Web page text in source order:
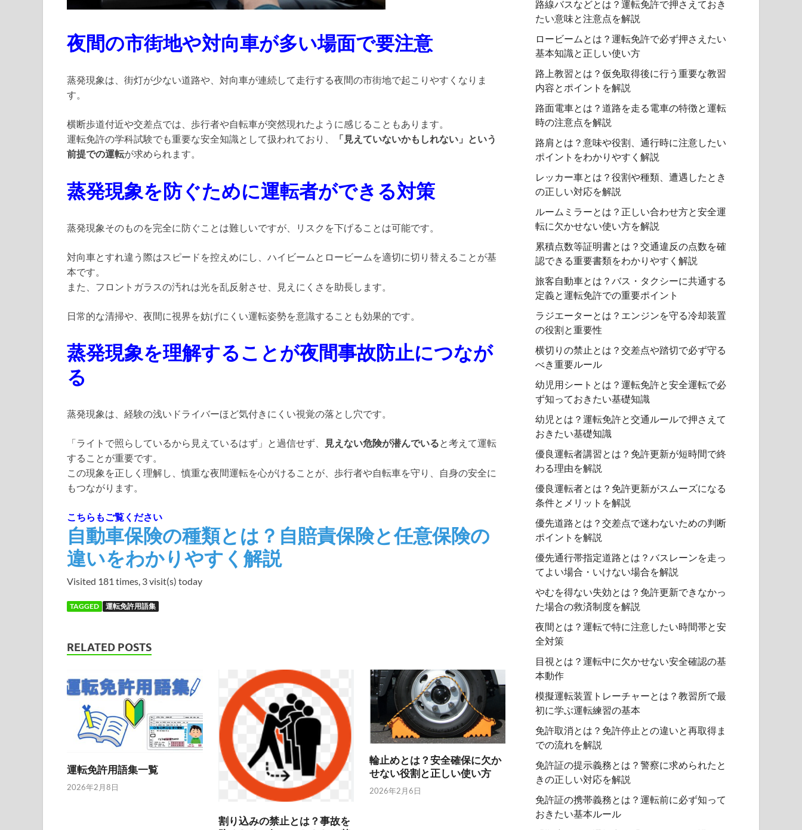
夜間の市街地や対向車が多い場面で要注意
蒸発現象は、街灯が少ない道路や、対向車が連続して走行する夜間の市街地で起こりやすくなりま
す。
横断歩道付近や交差点では、歩行者や自転車が突然現れたように感じることもあります。
運転免許の学科試験でも重要な安全知識として扱われており、
「見えていないかもしれない」という
前提での運転が求められます。
蒸発現象を防ぐために運転者ができる対策
蒸発現象そのものを完全に防ぐことは難しいですが、リスクを下げることは可能です。
対向車とすれ違う際はスピードを控えめにし、ハイビームとロービームを適切に切り替えることが基
本です。
また、フロントガラスの汚れは光を乱反射させ、見えにくさを助長します。
日常的な清掃や、夜間に視界を妨げにくい運転姿勢を意識することも効果的です。
蒸発現象を理解することが夜間事故防止につなが
る
蒸発現象は、経験の浅いドライバーほど気付きにくい視覚の落とし穴です。
「ライトで照らしているから見えているはず」と過信せず、 見えない危険が潜んでいると考えて運転
することが重要です。
この現象を正しく理解し、慎重な夜間運転を心がけることが、歩行者や自転車を守り、自身の安全に
もつながります。
こちらもご覧ください
自動車保険の種類とは？自賠責保険と任意保険の
違いをわかりやすく解説
Visited 181 times, 3 visit(s) today
TAGGED 運転免許用語集
RELATED POSTS
運転免許用語集一覧
2026年2月8日
割り込みの禁止とは？事故を
輪止めとは？安全確保に欠か
せない役割と正しい使い方
2026年2月6日
路線バスなどとは？運転免許で押さえておき
たい意味と注意点を解説
ロービームとは？運転免許で必ず押さえたい
基本知識と正しい使い方
路上教習とは？仮免取得後に行う重要な教習
内容とポイントを解説
路面電車とは？道路を走る電車の特徴と運転
時の注意点を解説
路肩とは？意味や役割、通行時に注意したい
ポイントをわかりやすく解説
レッカー車とは？役割や種類、遭遇したとき
の正しい対応を解説
ルームミラーとは？正しい合わせ方と安全運
転に欠かせない使い方を解説
累積点数等証明書とは？交通違反の点数を確
認できる重要書類をわかりやすく解説
旅客自動車とは？バス・タクシーに共通する
定義と運転免許での重要ポイント
ラジエーターとは？エンジンを守る冷却装置
の役割と重要性
横切りの禁止とは？交差点や踏切で必ず守る
べき重要ルール
幼児用シートとは？運転免許と安全運転で必
ず知っておきたい基礎知識
幼児とは？運転免許と交通ルールで押さえて
おきたい基礎知識
優良運転者講習とは？免許更新が短時間で終
わる理由を解説
優良運転者とは？免許更新がスムーズになる
条件とメリットを解説
優先道路とは？交差点で迷わないための判断
ポイントを解説
優先通行帯指定道路とは？バスレーンを走っ
てよい場合・いけない場合を解説
やむを得ない失効とは？免許更新できなかっ
た場合の救済制度を解説
夜間とは？運転で特に注意したい時間帯と安
全対策
目視とは？運転中に欠かせない安全確認の基
本動作
模擬運転装置トレーチャーとは？教習所で最
初に学ぶ運転練習の基本
免許取消とは？免許停止との違いと再取得ま
での流れを解説
免許証の提示義務とは？警察に求められたと
きの正しい対応を解説
免許証の携帯義務とは？運転前に必ず知って
おきたい基本ルール